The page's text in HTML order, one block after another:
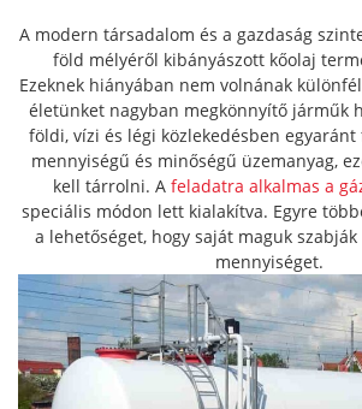
A modern társadalom és a gazdaság
föld mélyéről kibányászott kőolaj
Ezeknek hiányában nem volnának
életünket nagyban megkönnyítő járműk
földi, vízi és légi közlekedésben
mennyiségű és minőségű üzemanyag,
kell tárrolni. A feladatra alkalmas a
speciális módon lett kialakítva. Egyre
a lehetőséget, hogy saját maguk
mennyiséget.